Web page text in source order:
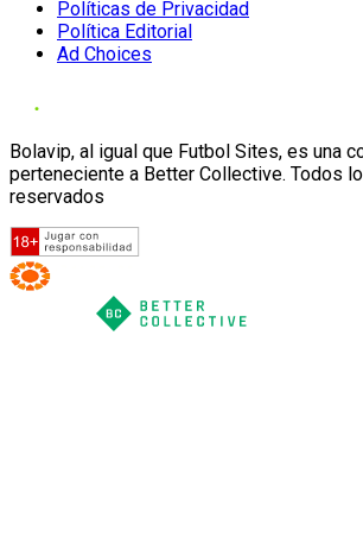
Políticas de Privacidad
Política Editorial
Ad Choices
Bolavip, al igual que Futbol Sites, es una
perteneciente a Better Collective. Todos
reservados